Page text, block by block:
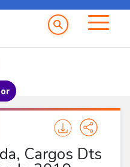
principal
Cargos Dts